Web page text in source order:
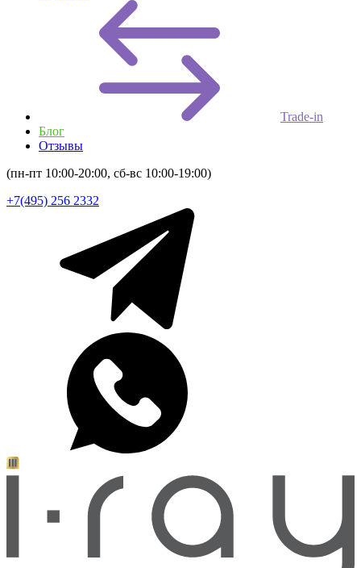
Trade-in
Блог
Отзывы
(пн-пт 10:00-20:00, сб-вс 10:00-19:00)
+7(495) 256 2332